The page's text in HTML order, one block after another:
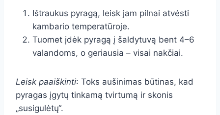
Ištraukus pyragą, leisk jam pilnai atvėsti
kambario temperatūroje.
Tuomet įdėk pyragą į šaldytuvą bent 4–6
valandoms, o geriausia – visai nakčiai.
Leisk paaiškinti: Toks aušinimas būtinas, kad
pyragas įgytų tinkamą tvirtumą ir skonis
„susigulėtų“.